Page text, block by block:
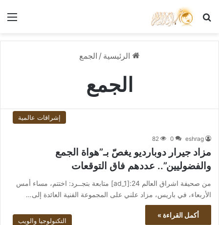
بحث عن
الرئيسية / الجمع
الجمع
إشراقات عالمية
eshrag
0
82
مزاد جيرار دوبارديو يغصّ بـ”هواة الجمع
والفضوليين”.. عددهم فاق التوقعات
من صحيفة اشراق العالم 24:[ad_1] متابعة بتجــرد: اختتم، مساء أمس
الأربعاء، في باريس، مزاد علني على المجموعة الفنية العائدة إلى…
أكمل القراءة »
التكنولوجيا والويب